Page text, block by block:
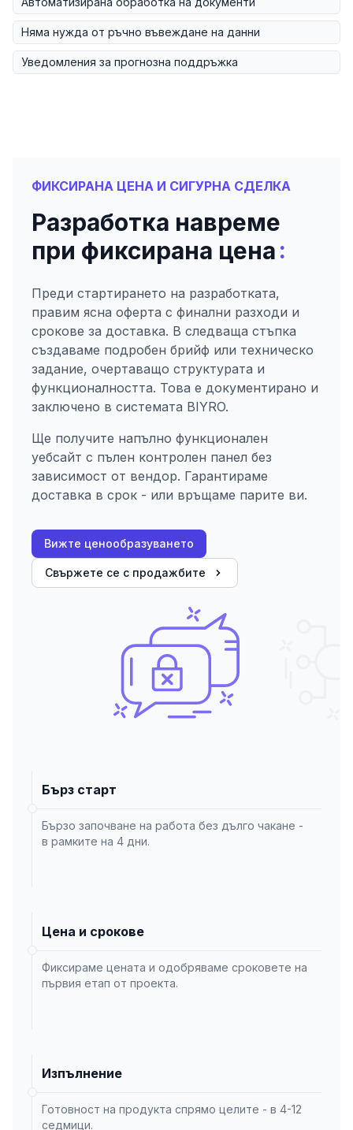
Няма нужда от ръчно въвеждане на данни
Уведомления за прогнозна поддръжка
ФИКСИРАНА ЦЕНА И СИГУРНА СДЕЛКА
Разработка навреме
при фиксирана цена:
Преди стартирането на разработката,
правим ясна оферта с финални разходи и
срокове за доставка. В следваща стъпка
създаваме подробен брийф или техническо
задание, очертаващо структурата и
функционалността. Това е документирано и
заключено в системата BIYRO.
Ще получите напълно функционален
уебсайт с пълен контролен панел без
зависимост от вендор. Гарантираме
доставка в срок - или връщаме парите ви.
Вижте ценообразуването
Свържете се с продажбите
Бърз старт
Бързо започване на работа без дълго чакане -
в рамките на 4 дни.
Цена и срокове
Фиксираме цената и одобряваме сроковете на
първия етап от проекта.
Изпълнение
Готовност на продукта спрямо целите - в 4-12
седмици.